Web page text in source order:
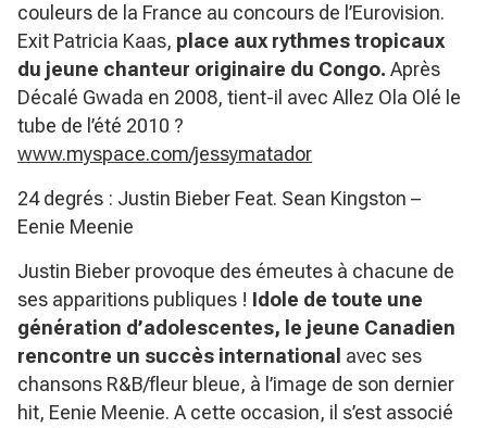
couleurs de la France au concours de l’Eurovision.
Exit Patricia Kaas, place aux rythmes tropicaux
du jeune chanteur originaire du Congo. Après
Décalé Gwada en 2008, tient-il avec Allez Ola Olé le
tube de l’été 2010 ?
www.myspace.com/jessymatador
24 degrés : Justin Bieber Feat. Sean Kingston –
Eenie Meenie
Justin Bieber provoque des émeutes à chacune de
ses apparitions publiques ! Idole de toute une
génération d’adolescentes, le jeune Canadien
rencontre un succès international avec ses
chansons R&B/fleur bleue, à l’image de son dernier
hit, Eenie Meenie. A cette occasion, il s’est associé